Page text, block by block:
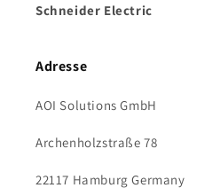
Schneider Electric
Adresse
AOI Solutions GmbH
Archenholzstraße 78
22117 Hamburg Germany